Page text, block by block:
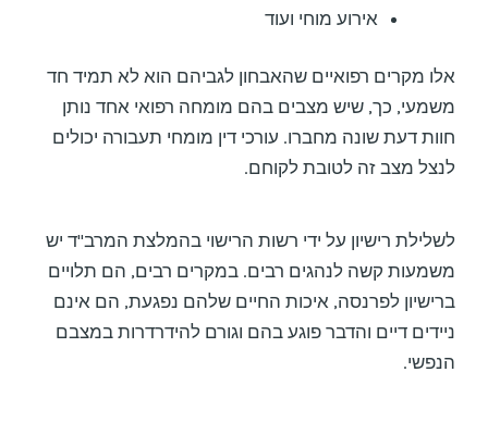
אירוע מוחי ועוד
אלו מקרים רפואיים שהאבחון לגביהם הוא לא תמיד חד
משמעי, כך, שיש מצבים בהם מומחה רפואי אחד נותן
חוות דעת שונה מחברו. עורכי דין מומחי תעבורה יכולים
לנצל מצב זה לטובת לקוחם.
לשלילת רישיון על ידי רשות הרישוי בהמלצת המרב"ד יש
משמעות קשה לנהגים רבים. במקרים רבים, הם תלויים
ברישיון לפרנסה, איכות החיים שלהם נפגעת, הם אינם
ניידים דיים והדבר פוגע בהם וגורם להידרדרות במצבם
הנפשי.